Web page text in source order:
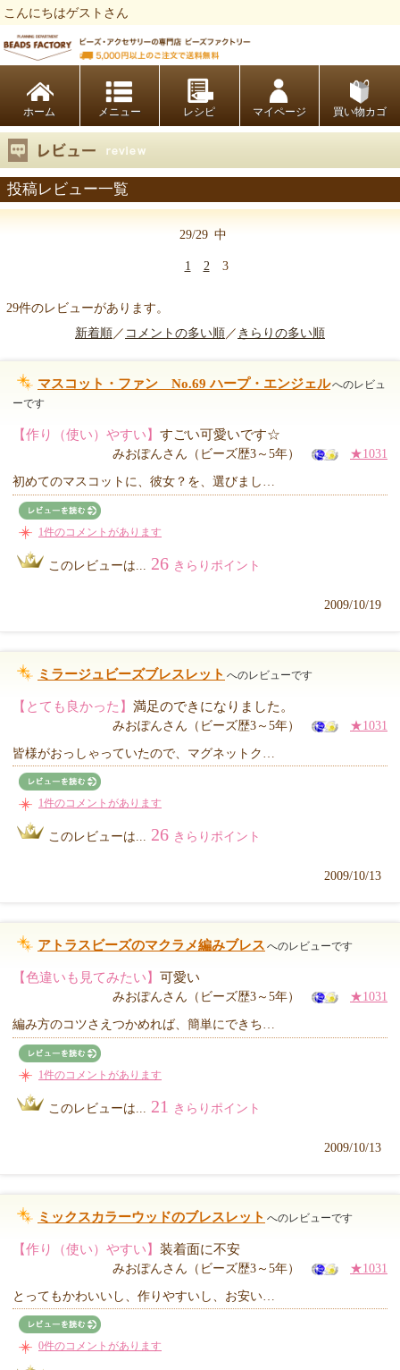
こんにちはゲストさん
ホーム レシピ マイページ 買い物カゴ
投稿レビュー一覧
29/29 中
1 23
29件のレビューがあります。
新着順／ コメントの多い順／ きらりの多い順
マスコット・ファン No.69 ハープ・エンジェルへのレビュ
ーです
【作り（使い）やすい】 すごい可愛いです☆
みおぽんさん（ビーズ歴3～5年） ★1031
初めてのマスコットに、彼女？を、選びまし…
1件のコメントがあります
このレビューは... 26 きらりポイント
2009/10/19
ミラージュビーズブレスレット へのレビューです
【とても良かった】 満足のできになりました。
みおぽんさん（ビーズ歴3～5年） ★1031
皆様がおっしゃっていたので、マグネットク…
1件のコメントがあります
このレビューは... 26 きらりポイント
2009/10/13
アトラスビーズのマクラメ編みブレス へのレビューです
【色違いも見てみたい】 可愛い
みおぽんさん（ビーズ歴3～5年） ★1031
編み方のコツさえつかめれば、簡単にできち…
1件のコメントがあります
このレビューは... 21 きらりポイント
2009/10/13
ミックスカラーウッドのブレスレット へのレビューです
【作り（使い）やすい】 装着面に不安
みおぽんさん（ビーズ歴3～5年） ★1031
とってもかわいいし、作りやすいし、お安い…
0件のコメントがあります